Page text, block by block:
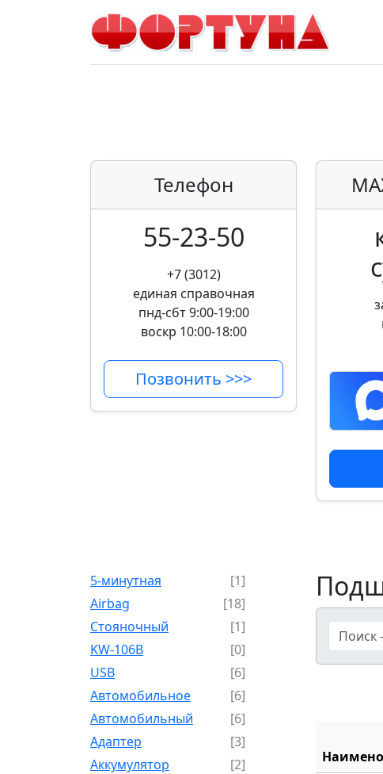
Телефон
55-23-50
+7 (3012)
единая справочная
пнд-сбт 9:00-19:00
воскр 10:00-18:00
Позвонить >>>
5-минутная
[1]
Airbag
[18]
Cтояночный
[1]
KW-106B
[0]
USB
[6]
Автомобильное
[6]
Автомобильный
[6]
Адаптер
[3]
Аккумулятор
[2]